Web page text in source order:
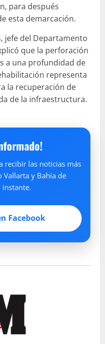
para después
esta demarcación.
jefe del Departamento
que la perforación
a una profundidad de
representa
la recuperación de
de la infraestructura.
recibir las noticias más
y Bahía de
instante.
Facebook